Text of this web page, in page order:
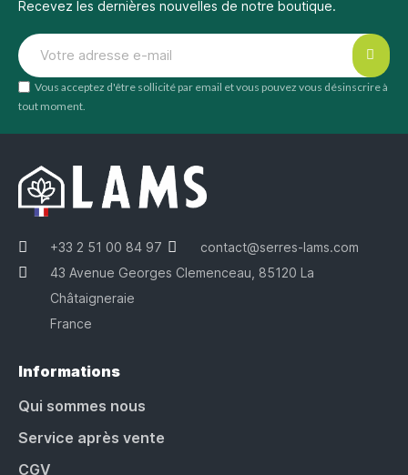
Recevez les dernières nouvelles de notre boutique.
Vous acceptez d'être sollicité par email et vous pouvez vous désinscrire à
tout moment.
+33 2 51 00 84 97
contact@serres-lams.com
43 Avenue Georges Clemenceau, 85120 La
Châtaigneraie
France
Informations
Qui sommes nous
Service après vente
CGV